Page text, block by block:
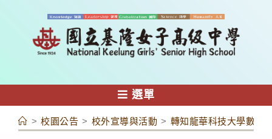
容
選單
> 校園公告 > 校外宣導與活動 > 轉知龍華科技大學數位